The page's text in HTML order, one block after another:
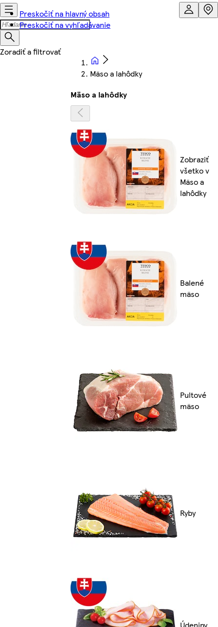
Preskočiť na hlavný obsah
Preskočiť na vyhľadávanie
Mäso a lahôdky
Mäso a lahôdky
Zobraziť
všetko v
Mäso a
lahôdky
Balené
mäso
Pultové
mäso
Ryby
Údeniny